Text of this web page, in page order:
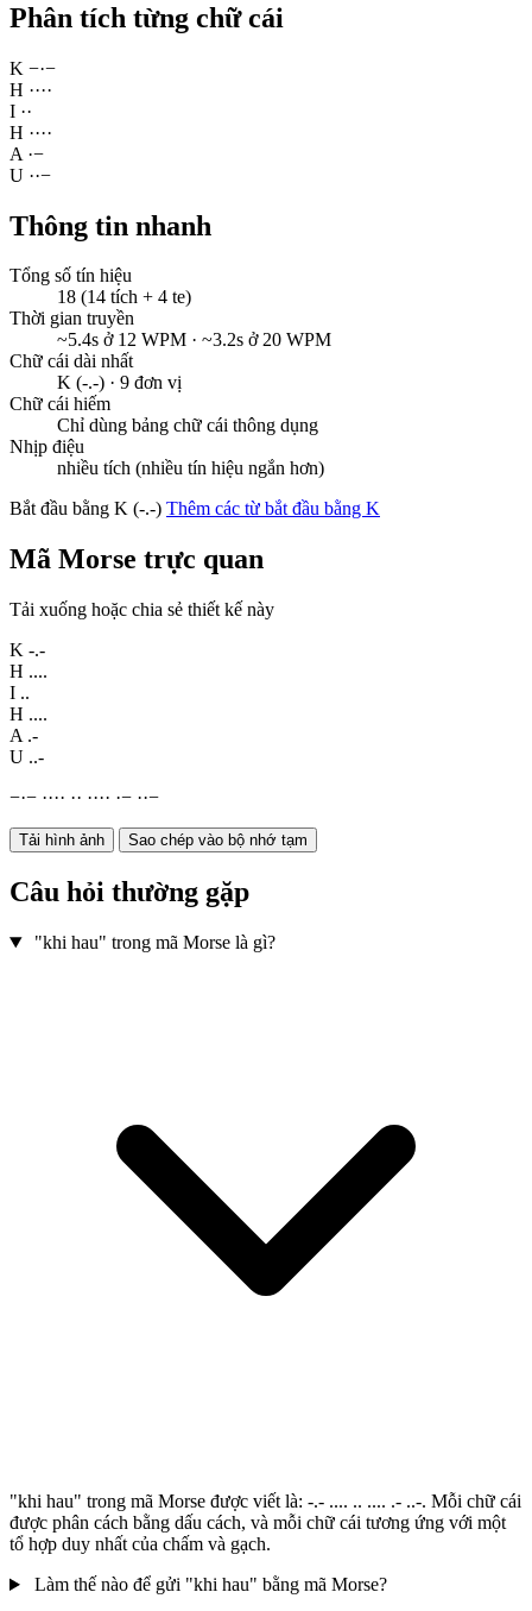
Phân tích từng chữ cái
K −·−
H ····
I ··
H ····
A ·−
U ··−
Thông tin nhanh
Tổng số tín hiệu
18 (14 tích + 4 te)
Thời gian truyền
~5.4s ở 12 WPM · ~3.2s ở 20 WPM
Chữ cái dài nhất
K (-.-) · 9 đơn vị
Chữ cái hiếm
Chỉ dùng bảng chữ cái thông dụng
Nhịp điệu
nhiều tích (nhiều tín hiệu ngắn hơn)
Bắt đầu bằng K (-.-) Thêm các từ bắt đầu bằng K
Mã Morse trực quan
Tải xuống hoặc chia sẻ thiết kế này
K -.-
H ....
I ..
H ....
A .-
U ..-
−·− ···· ·· ···· ·− ··−
Tải hình ảnh Sao chép vào bộ nhớ tạm
Câu hỏi thường gặp
"khi hau" trong mã Morse là gì?
"khi hau" trong mã Morse được viết là: -.- .... .. .... .- ..-. Mỗi chữ cái
được phân cách bằng dấu cách, và mỗi chữ cái tương ứng với một
tổ hợp duy nhất của chấm và gạch.
Làm thế nào để gửi "khi hau" bằng mã Morse?